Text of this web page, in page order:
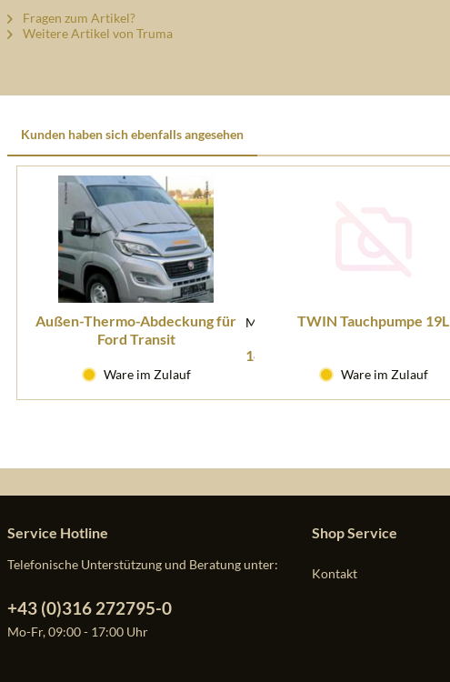
Fragen zum Artikel?
Weitere Artikel von Truma
Kunden haben sich ebenfalls angesehen
Außen-Thermo-Abdeckung für
Ford Transit
M37442
149,90 € *
Ware im Zulauf
TWIN Tauchpumpe 19L
Ware im Zulauf
Service Hotline
Telefonische Unterstützung und Beratung unter:
+43 (0)316 272795-0
Mo-Fr, 09:00 - 17:00 Uhr
Shop Service
Kontakt